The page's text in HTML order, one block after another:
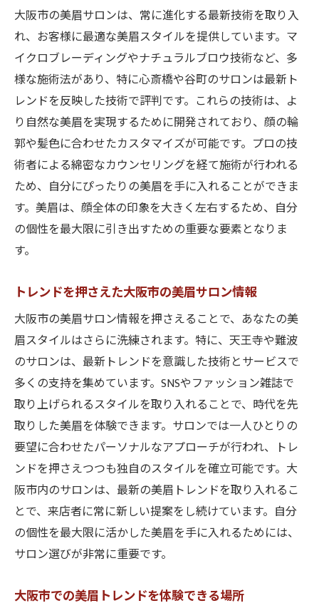
大阪市の美眉サロンは、常に進化する最新技術を取り入
れ、お客様に最適な美眉スタイルを提供しています。マ
イクロブレーディングやナチュラルブロウ技術など、多
様な施術法があり、特に心斎橋や谷町のサロンは最新ト
レンドを反映した技術で評判です。これらの技術は、よ
り自然な美眉を実現するために開発されており、顔の輪
郭や髪色に合わせたカスタマイズが可能です。プロの技
術者による綿密なカウンセリングを経て施術が行われる
ため、自分にぴったりの美眉を手に入れることができま
す。美眉は、顔全体の印象を大きく左右するため、自分
の個性を最大限に引き出すための重要な要素となりま
す。
トレンドを押さえた大阪市の美眉サロン情報
大阪市の美眉サロン情報を押さえることで、あなたの美
眉スタイルはさらに洗練されます。特に、天王寺や難波
のサロンは、最新トレンドを意識した技術とサービスで
多くの支持を集めています。SNSやファッション雑誌で
取り上げられるスタイルを取り入れることで、時代を先
取りした美眉を体験できます。サロンでは一人ひとりの
要望に合わせたパーソナルなアプローチが行われ、トレ
ンドを押さえつつも独自のスタイルを確立可能です。大
阪市内のサロンは、最新の美眉トレンドを取り入れるこ
とで、来店者に常に新しい提案をし続けています。自分
の個性を最大限に活かした美眉を手に入れるためには、
サロン選びが非常に重要です。
大阪市での美眉トレンドを体験できる場所